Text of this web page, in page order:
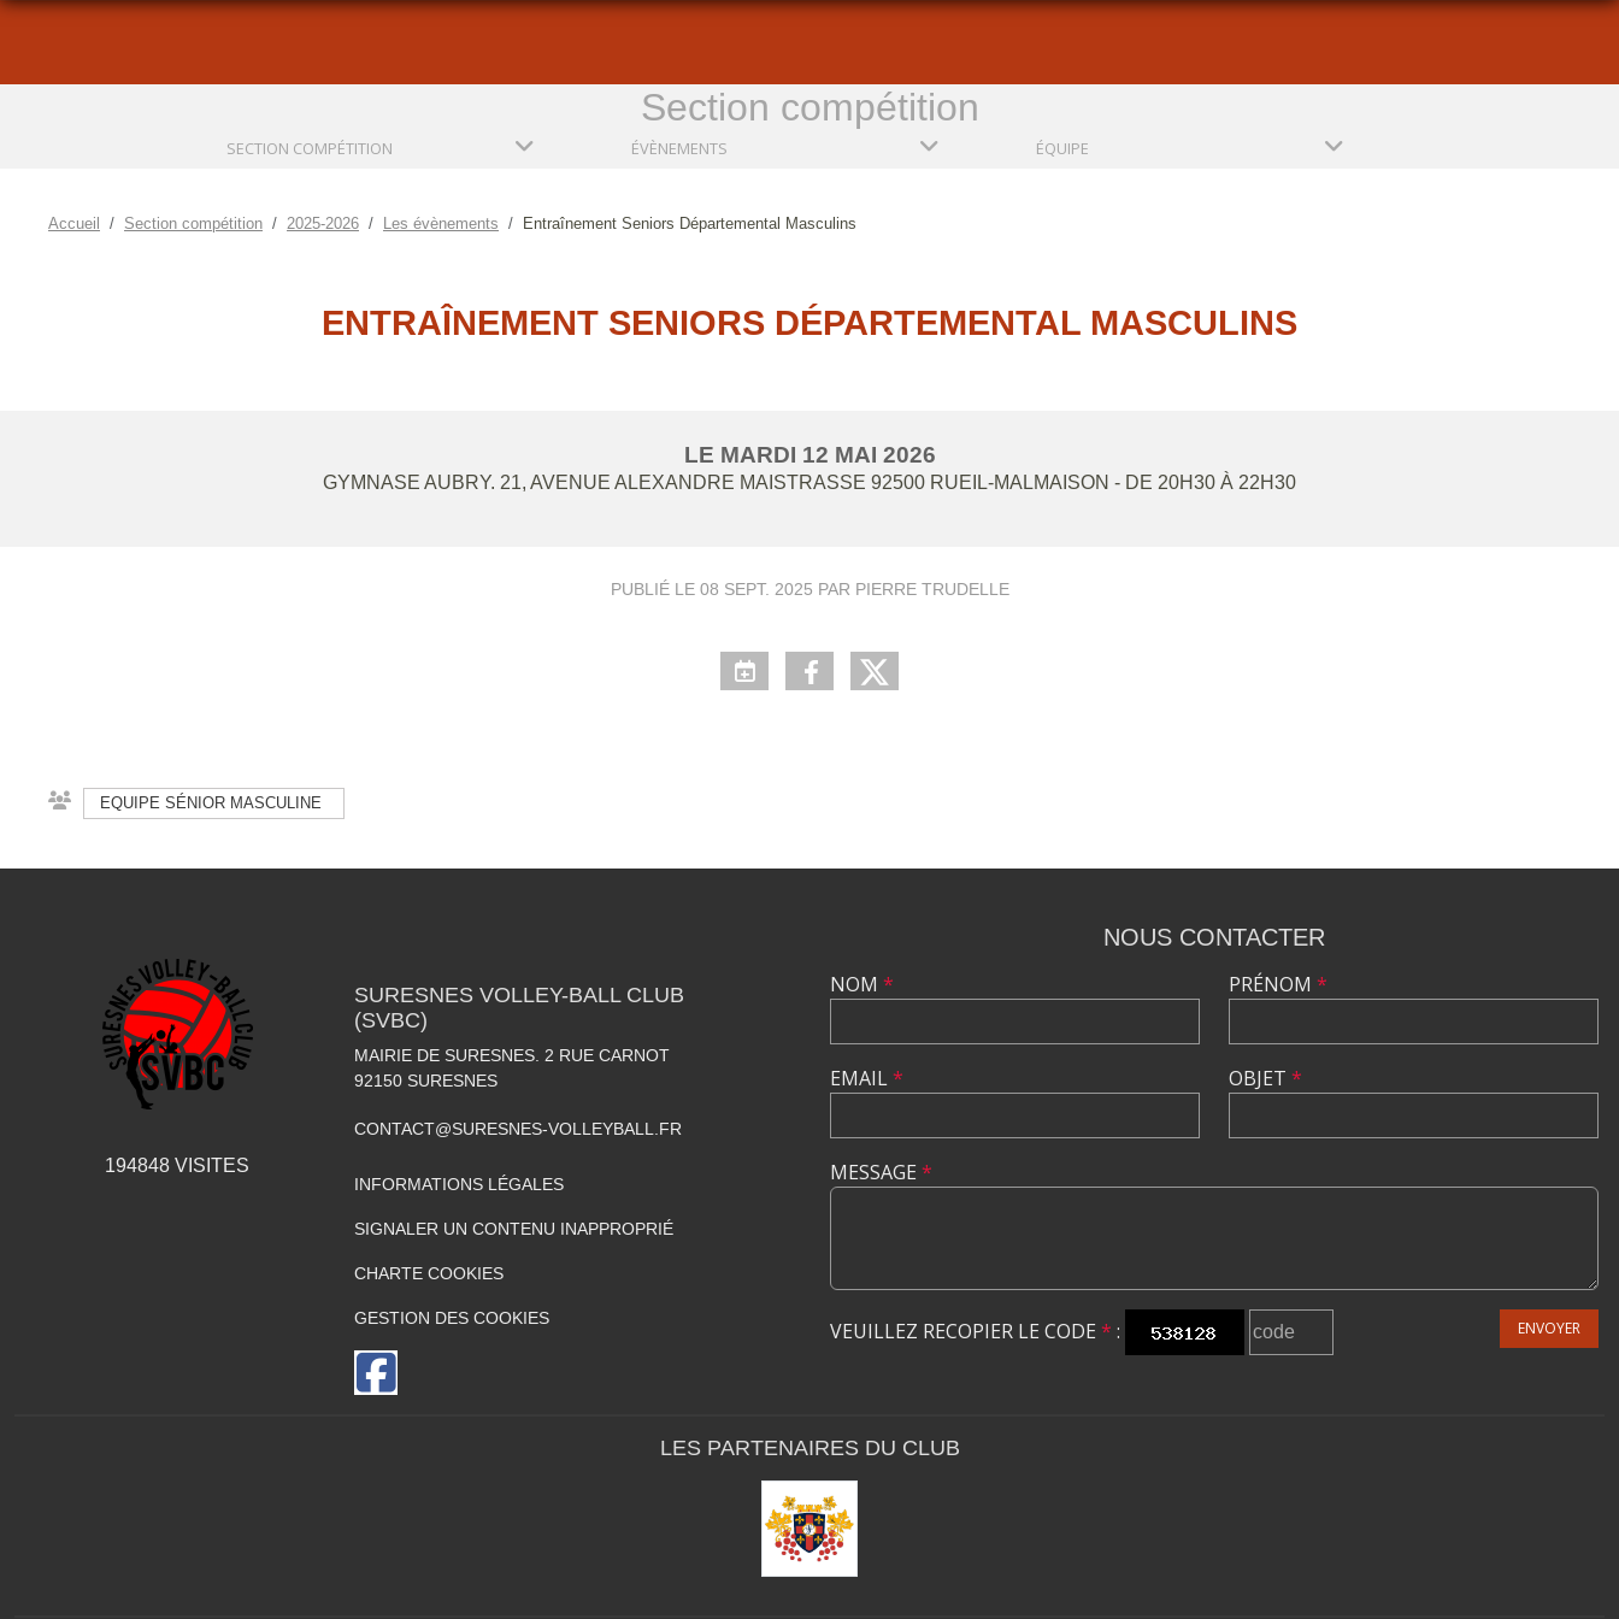
Section compétition
SECTION COMPÉTITION ÉVÈNEMENTS ÉQUIPE
Accueil Section compétition 2025-2026 Les évènements Entraînement Seniors Départemental Masculins
ENTRAÎNEMENT SENIORS DÉPARTEMENTAL MASCULINS
LE MARDI 12 MAI 2026
GYMNASE AUBRY. 21, AVENUE ALEXANDRE MAISTRASSE 92500 RUEIL-MALMAISON - DE 20H30 À 22H30
PUBLIÉ LE 08 SEPT. 2025 PAR PIERRE TRUDELLE
EQUIPE SÉNIOR MASCULINE
194848 VISITES
SURESNES VOLLEY-BALL CLUB
(SVBC)
MAIRIE DE SURESNES. 2 RUE CARNOT
92150 SURESNES
CONTACT@SURESNES-VOLLEYBALL.FR
INFORMATIONS LÉGALES
SIGNALER UN CONTENU INAPPROPRIÉ
CHARTE COOKIES
GESTION DES COOKIES
NOUS CONTACTER
NOM *
EMAIL*
PRÉNOM *
OBJET *
MESSAGE *
VEUILLEZ RECOPIER LE CODE * : ENVOYER
LES PARTENAIRES DU CLUB